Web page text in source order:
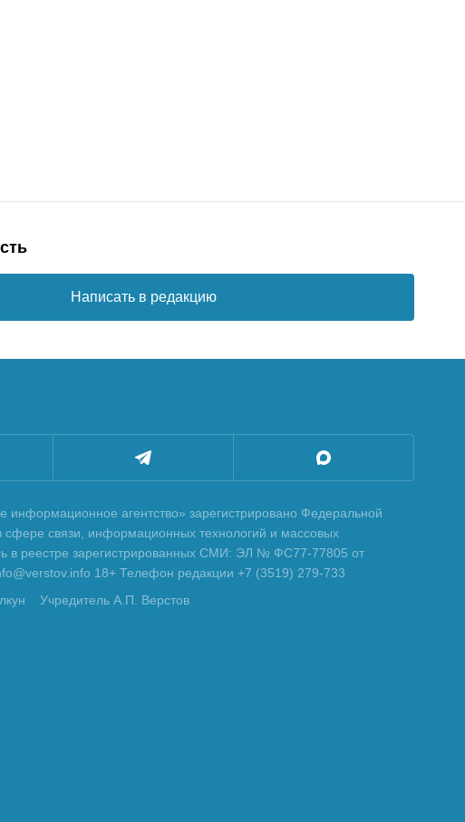
Написать в редакцию
информационное агентство» зарегистрировано Федеральной
сфере связи, информационных технологий и массовых
в реестре зарегистрированных СМИ: ЭЛ № ФС77-77805 от
18+ Телефон редакции +7 (3519) 279-733
Учредитель А.П. Верстов